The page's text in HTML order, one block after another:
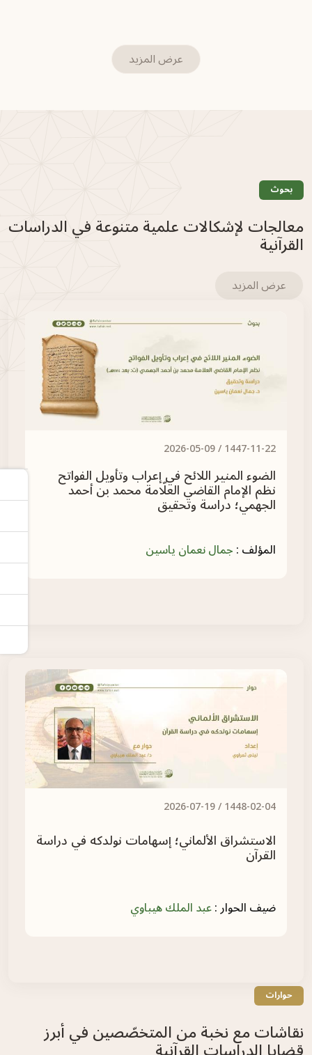
عرض المزيد
بحوث
معالجات لإشكالات علمية متنوعة في الدراسات
القرآنية
عرض المزيد
1447-11-22 /
2026-05-09
الضوء المنير اللائح في إعراب وتأويل الفواتح
نظم الإمام القاضي العلّامة محمد بن أحمد
الجهمي؛ دراسة وتحقيق
المؤلف :جمال نعمان ياسين
1448-02-04 /
2026-07-19
الاستشراق الألماني؛ إسهامات نولدكه في دراسة
القرآن
ضيف الحوار :عبد الملك هيباوي
حوارات
نقاشات مع نخبة من المتخصّصين في أبرز